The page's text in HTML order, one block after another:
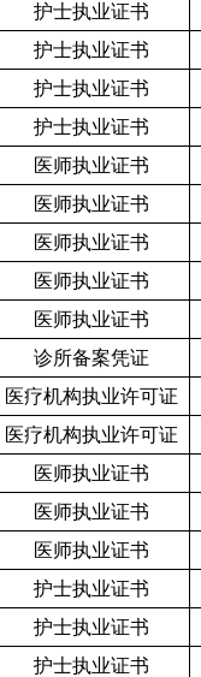
护士执业证书
护士执业证书
护士执业证书
护士执业证书
医师执业证书
医师执业证书
医师执业证书
医师执业证书
医师执业证书
诊所备案凭证
医疗机构执业许可证
医疗机构执业许可证
医师执业证书
医师执业证书
医师执业证书
护士执业证书
护士执业证书
护士执业证书